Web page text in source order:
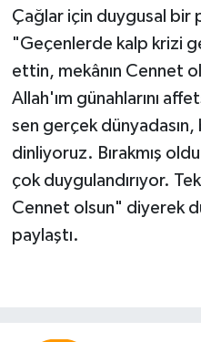
Çağlar için duygusal bir
"Geçenlerde kalp krizi
ettin, mekânın Cennet
Allah'ım günahlarını
sen gerçek dünyadasın,
dinliyoruz. Bırakmış
çok duygulandırıyor.
Cennet olsun" diyerek
paylaştı.